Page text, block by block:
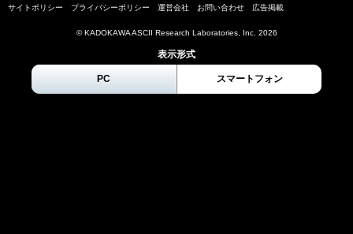
サイトポリシー プライバシーポリシー 運営会社 お問い合わせ 広告掲載
© KADOKAWA ASCII Research Laboratories, Inc. 2026
表示形式
PC スマートフォン